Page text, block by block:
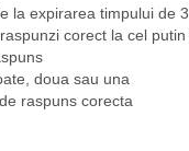
la expirarea timpului de
corect la cel
doua sau una
raspuns corecta